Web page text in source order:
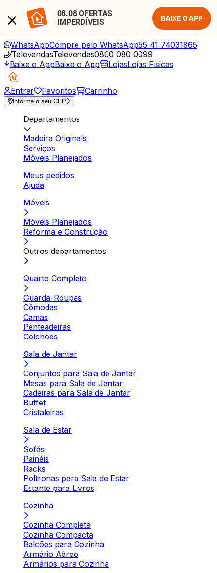
08.08 OFERTAS
IMPERDÍVEIS
BAIXE O APP
WhatsAppCompre pelo WhatsApp55 41 74031865
TelevendasTelevendas0800 080 0099
Baixe o AppBaixe o App LojasLojas Físicas
Entrar Favoritos Carrinho
Informe o seu CEP
Departamentos
Madeira Originals
Serviços
Móveis Planejados
Meus pedidos
Ajuda
Móveis
Móveis Planejados
Reforma e Construção
Outros departamentos
Quarto Completo
Guarda-Roupas
Cômodas
Camas
Penteadeiras
Colchões
Sala de Jantar
Conjuntos para Sala de Jantar
Mesas para Sala de Jantar
Cadeiras para Sala de Jantar
Buffet
Cristaleiras
Sala de Estar
Sofás
Painéis
Racks
Poltronas para Sala de Estar
Estante para Livros
Cozinha
Cozinha Completa
Cozinha Compacta
Balcões para Cozinha
Armário Aéreo
Armários para Cozinha